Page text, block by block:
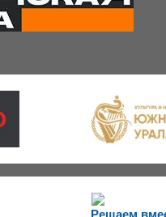
Решаем